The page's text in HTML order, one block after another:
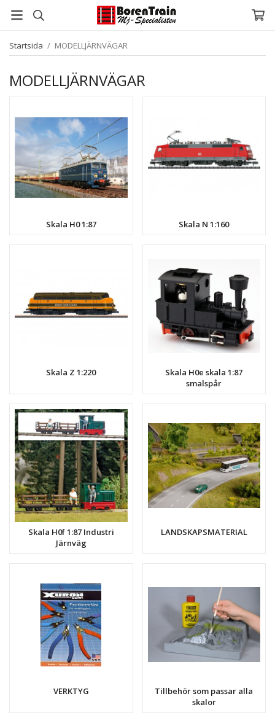
Startsida / MODELLJÄRNVÄGAR
MODELLJÄRNVÄGAR
Skala H0 1:87 Skala N 1:160
Skala Z 1:220
Skala H0e skala 1:87
smalspår
Skala H0f 1:87 Industri
Järnväg
LANDSKAPSMATERIAL
VERKTYG
Tillbehör som passar alla
skalor